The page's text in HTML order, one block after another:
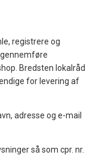
registrere og
Bredsten lokalråd
for levering af
adresse og e-mail
så som cpr. nr.